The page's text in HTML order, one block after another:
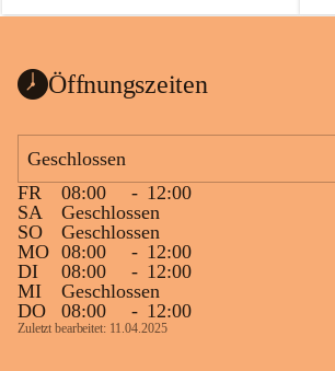
Öffnungszeiten
Geschlossen
FR
08:00 - 12:00
SA
Geschlossen
SO
Geschlossen
MO 08:00 - 12:00
DI
08:00 - 12:00
MI
Geschlossen
DO
08:00 - 12:00
Zuletzt bearbeitet: 11.04.2025